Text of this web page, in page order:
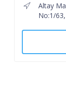
Altay
No:1/63,